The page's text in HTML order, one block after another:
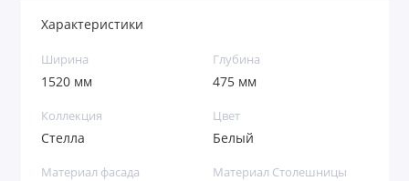
Характеристики
Ширина
1520 мм
Глубина
475 мм
Коллекция
Стелла
Цвет
Белый
Материал фасада Материал Столешницы